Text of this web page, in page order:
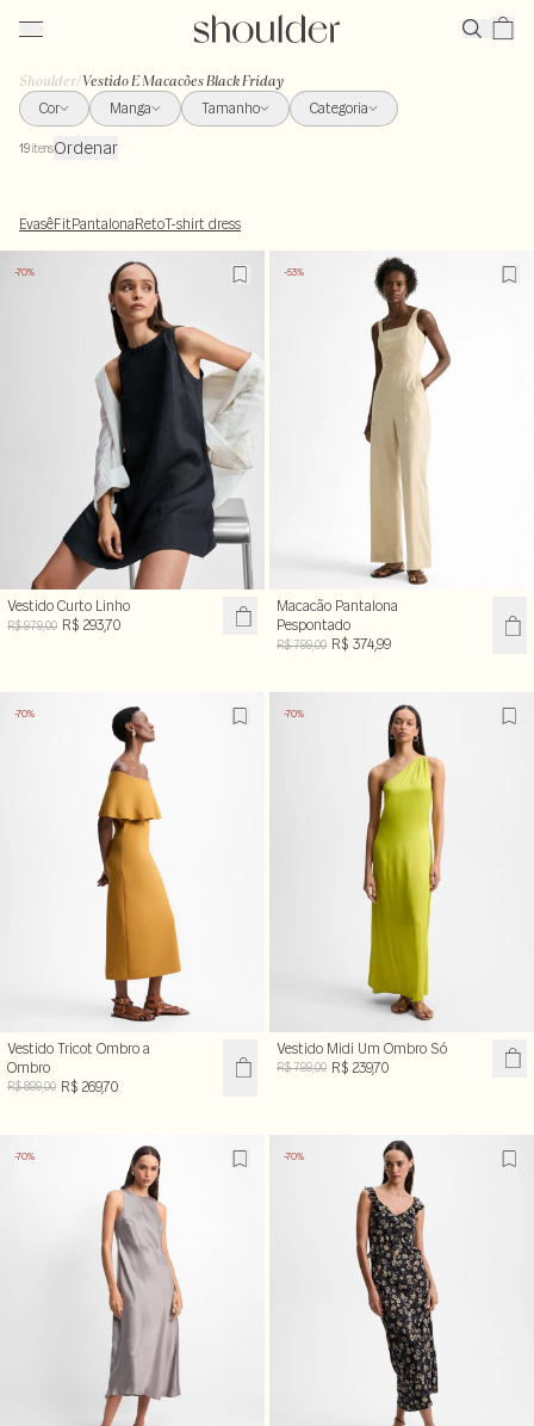
Shoulder/Vestido E Macacões Black Friday
Cor
Manga Tamanho Categoria
19itensOrdenar
EvasêFitPantalonaRetoT-shirt dress
-70%
Vestido Curto Linho
R$ 979,00 R$ 293,70
-53%
Macacão Pantalona
Pespontado
R$ 799,00 R$ 374,99
-70%
Vestido Tricot Ombro a
Ombro
R$ 899,00 R$ 269,70
-70%
Vestido Midi Um Ombro Só
R$ 799,00 R$ 239,70
-70% -70%